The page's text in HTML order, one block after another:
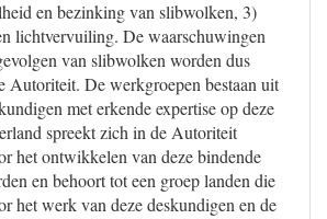
en bezinking van slibwolken, 3)
lichtvervuiling. De waarschuwingen
van slibwolken worden dus
Autoriteit. De werkgroepen bestaan uit
met erkende expertise op deze
spreekt zich in de Autoriteit
het ontwikkelen van deze bindende
en behoort tot een groep landen die
het werk van deze deskundigen en de